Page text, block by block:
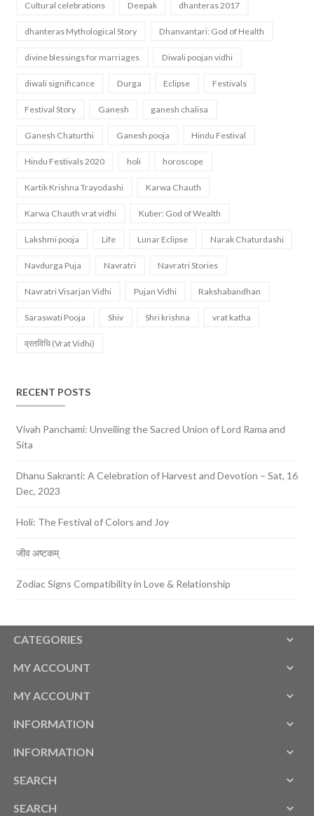
Cultural celebrations Deepak dhanteras 2017
dhanteras Mythological Story Dhanvantari: God of Health
divine blessings for marriages Diwali poojan vidhi
diwali significance Durga Eclipse Festivals
Festival Story Ganesh ganesh chalisa
Ganesh Chaturthi Ganesh pooja Hindu Festival
Hindu Festivals 2020 holi horoscope
Kartik Krishna Trayodashi Karwa Chauth
Karwa Chauth vrat vidhi Kuber: God of Wealth
Lakshmi pooja Life Lunar Eclipse Narak Chaturdashi
Navdurga Puja Navratri Navratri Stories
Navratri Visarjan Vidhi Pujan Vidhi Rakshabandhan
Saraswati Pooja Shiv Shri krishna vrat katha
व्रतविधि (Vrat Vidhi)
RECENT POSTS
Vivah Panchami: Unveiling the Sacred Union of Lord Rama and
Sita
Dhanu Sakranti: A Celebration of Harvest and Devotion – Sat, 16
Dec, 2023
Holi: The Festival of Colors and Joy
जीव अष्टकम्
Zodiac Signs Compatibility in Love & Relationship
CATEGORIES
MY ACCOUNT
MY ACCOUNT
INFORMATION
INFORMATION
SEARCH
SEARCH